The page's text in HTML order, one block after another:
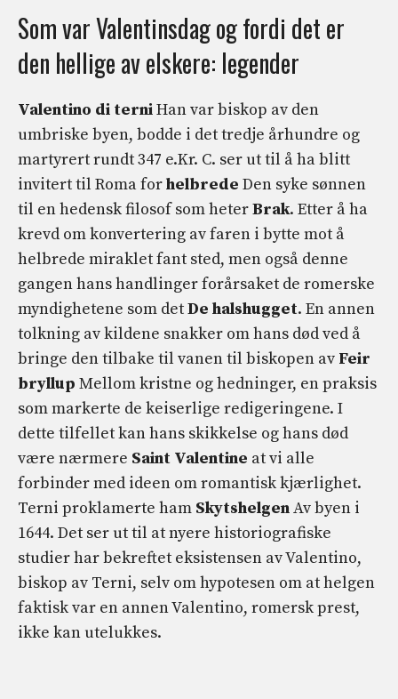
Som var Valentinsdag og fordi det er
den hellige av elskere: legender
Valentino di terniHan var biskop av den
umbriske byen, bodde i det tredje århundre og
martyrert rundt 347 e.Kr. C. ser ut til å ha blitt
invitert til Roma forhelbrede Den syke sønnen
til en hedensk filosof som heterBrak. Etter å ha
krevd om konvertering av faren i bytte mot å
helbrede miraklet fant sted, men også denne
gangen hans handlinger forårsaket de romerske
myndighetene som detDe halshugget. En annen
tolkning av kildene snakker om hans død ved å
bringe den tilbake til vanen til biskopen av Feir
bryllup Mellom kristne og hedninger, en praksis
som markerte de keiserlige redigeringene. I
dette tilfellet kan hans skikkelse og hans død
være nærmere Saint Valentine at vi alle
forbinder med ideen om romantisk kjærlighet.
Terni proklamerte ham SkytshelgenAv byen i
1644. Det ser ut til at nyere historiografiske
studier har bekreftet eksistensen av Valentino,
biskop av Terni, selv om hypotesen om at helgen
faktisk var en annen Valentino, romersk prest,
ikke kan utelukkes.